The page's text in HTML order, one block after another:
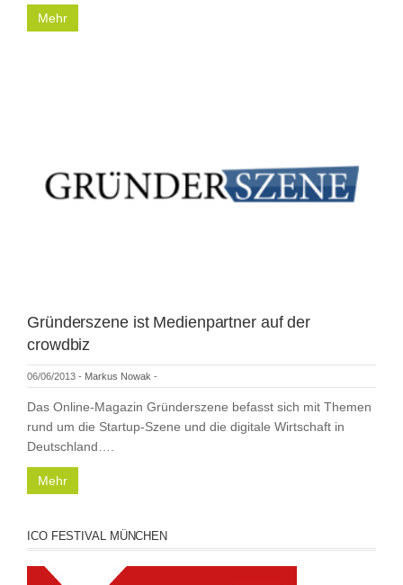
Mehr
Gründerszene ist Medienpartner auf der
crowdbiz
06/06/2013 - Markus Nowak -
Das Online-Magazin Gründerszene befasst sich mit Themen
rund um die Startup-Szene und die digitale Wirtschaft in
Deutschland….
Mehr
ICO FESTIVAL MÜNCHEN